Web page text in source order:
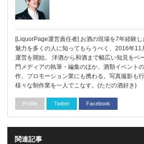
[LiquorPage運営責任者] お酒の現場を7年経験
魅力を多くの人に知ってもらうべく、2016年
運営を開始。 洋酒から和酒まで幅広い知見をベ
門メディアの執筆・編集のほか、酒類イベント
作、プロモーション業にも携わる。写真撮影も
様々な制作業を一人でこなす。(ただの酒好き)
Profile Twitter Facebook
関連記事